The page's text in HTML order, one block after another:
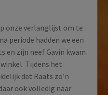
onze verlanglijst om te
periode hadden we een
en zijn neef Gavin kwam
Tijdens het
dat Raats zo’n
ook volledig naar